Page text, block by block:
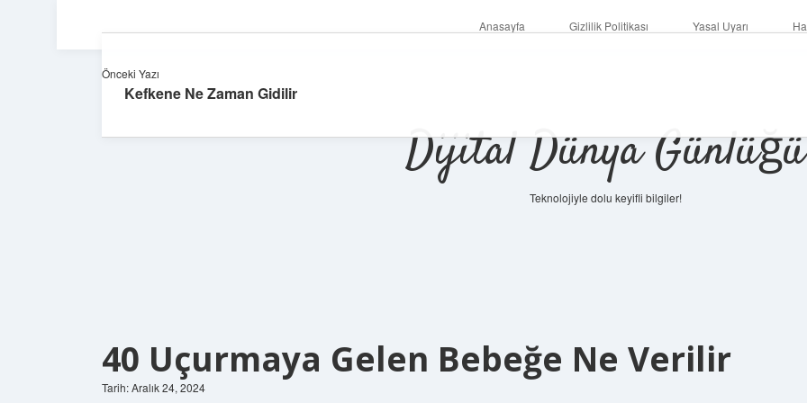
Anasayfa Gizlilik Politikası Yasal Uyarı
Dijital Dünya Günlüğü
Teknolojiyle dolu keyifli bilgiler!
40 Uçurmaya Gelen Bebeğe Ne Verilir
Tarih: Aralık 24, 2024
Önceki Yazı
Kefkene Ne Zaman Gidilir